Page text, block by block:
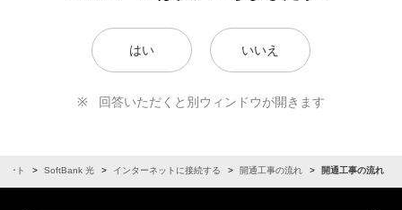
はい いいえ
回答いただくと別ウィンドウが開きます
ート SoftBank 光 インターネットに接続する 開通工事の流れ 開通工事の流れ